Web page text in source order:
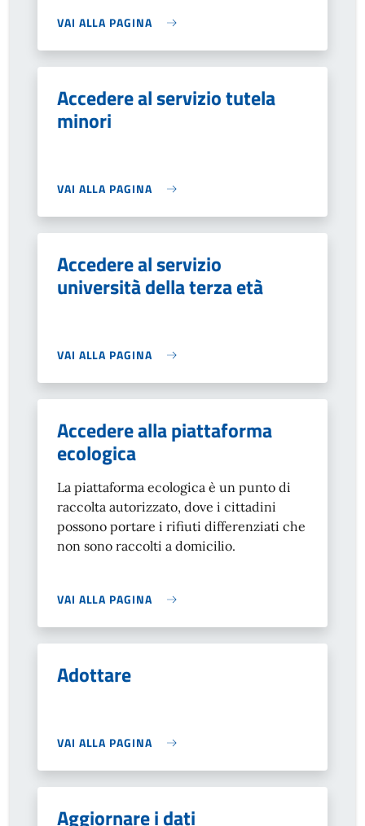
VAI ALLA PAGINA
Accedere al servizio tutela
minori
VAI ALLA PAGINA
Accedere al servizio
università della terza età
VAI ALLA PAGINA
Accedere alla piattaforma
ecologica
La piattaforma ecologica è un punto di
raccolta autorizzato, dove i cittadini
possono portare i rifiuti differenziati che
non sono raccolti a domicilio.
VAI ALLA PAGINA
Adottare
VAI ALLA PAGINA
Aggiornare i dati